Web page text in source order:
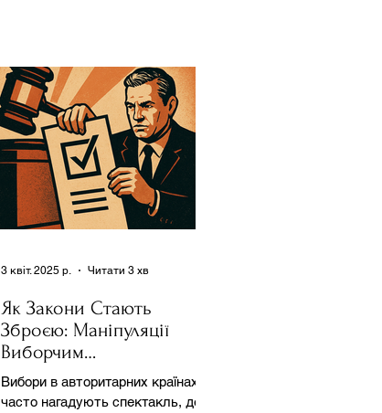
Як Закони Стають
Зброєю: Маніпуляції
Виборчим
Законодавством в
Автократіях
Вибори в авторитарних країнах
часто нагадують спектакль, де
3 квіт. 2025 р. Читати 3 хв